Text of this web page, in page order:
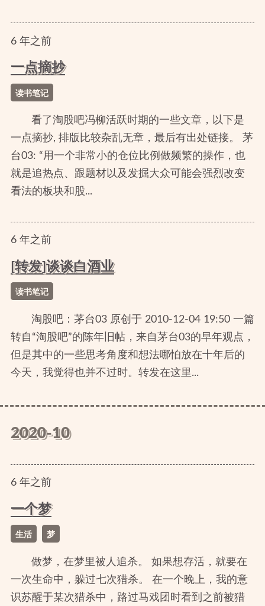
6年之前
一点摘抄
读书笔记
看了淘股吧冯柳活跃时期的一些文章，以下是
一点摘抄, 排版比较杂乱无章，最后有出处链接。 茅
台03: “用一个非常小的仓位比例做频繁的操作，也
就是追热点、跟题材以及发掘大众可能会强烈改变
看法的板块和股...
6年之前
[转发]谈谈白酒业
读书笔记
淘股吧：茅台03 原创于 2010-12-04 19:50 一篇
转自“淘股吧”的陈年旧帖，来自茅台03的早年观点，
但是其中的一些思考角度和想法哪怕放在十年后的
今天，我觉得也并不过时。转发在这里...
2020-10
6年之前
一个梦
生活 梦
做梦，在梦里被人追杀。 如果想存活，就要在
一次生命中，躲过七次猎杀。 在一个晚上，我的意
识苏醒于某次猎杀中，路过马戏团时看到之前被猎